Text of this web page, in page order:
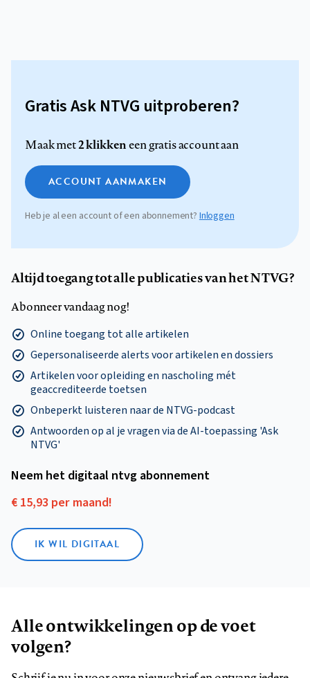
Gratis Ask NTVG uitproberen?
Maak met2 klikkeneen gratis account aan
ACCOUNT AANMAKEN
Heb je al een account of een abonnement?Inloggen
Altijd toegang tot alle publicaties van het NTVG?
Abonneer vandaag nog!
Online toegang tot alle artikelen
Gepersonaliseerde alerts voor artikelen en dossiers
Artikelen voor opleiding en nascholing mét
geaccrediteerde toetsen
Onbeperkt luisteren naar de NTVG-podcast
Antwoorden op al je vragen via de AI-toepassing 'Ask
NTVG'
Neem het digitaal ntvg abonnement
€ 15,93 per maand!
IK WIL DIGITAAL
Alle ontwikkelingen op de voet
volgen?